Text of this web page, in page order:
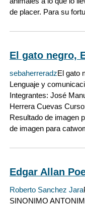
de placer. Para su
El gato negro,
sebaherreradzEl gato
Lenguaje y
Integrantes: José
Herrera Cuevas
Resultado de imagen
de imagen para
Edgar Allan
Roberto Sanchez Jara
SINONIMO